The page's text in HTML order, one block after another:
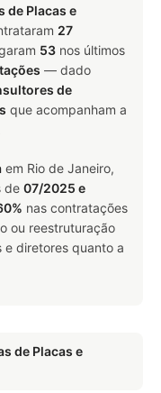
de Placas e
27
53 nos últimos
— dado
de
que acompanham a
em Rio de Janeiro,
de 07/2025 e
nas contratações
ou reestruturação
e diretores quanto a
de Placas e